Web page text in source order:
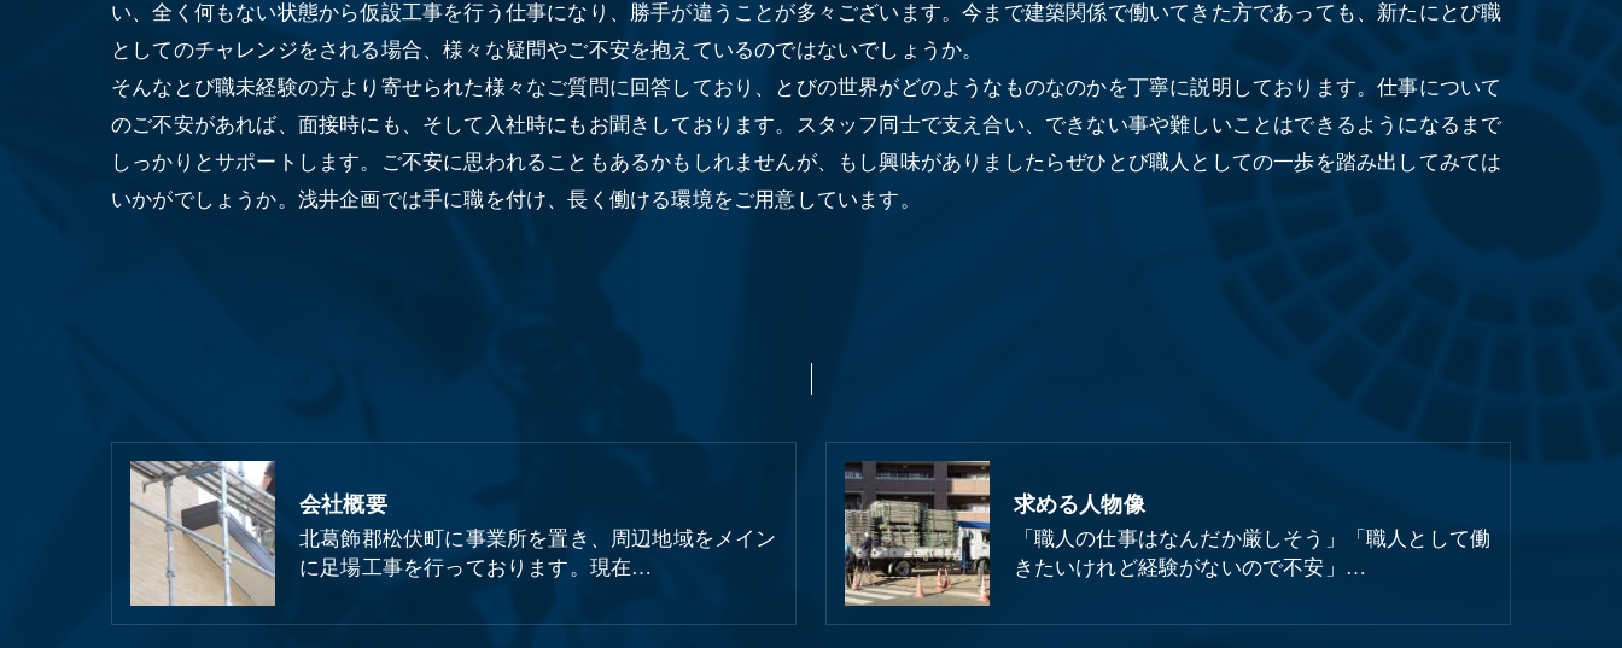
い、全く何もない状態から仮設工事を行う仕事になり、勝手が違うことが多々ございます。今まで建築関係で働いてきた方であっても、新たにとび職
としてのチャレンジをされる場合、様々な疑問やご不安を抱えているのではないでしょうか。
そんなとび職未経験の方より寄せられた様々なご質問に回答しており、とびの世界がどのようなものなのかを丁寧に説明しております。仕事について
のご不安があれば、面接時にも、そして入社時にもお聞きしております。スタッフ同士で支え合い、できない事や難しいことはできるようになるまで
しっかりとサポートします。ご不安に思われることもあるかもしれませんが、もし興味がありましたらぜひとび職人としての一歩を踏み出してみては
いかがでしょうか。浅井企画では手に職を付け、長く働ける環境をご用意しています。
会社概要
北葛飾郡松伏町に事業所を置き、周辺地域をメイン
に足場工事を行っております。現在…
求める人物像
「職人の仕事はなんだか厳しそう」「職人として働
きたいけれど経験がないので不安」…